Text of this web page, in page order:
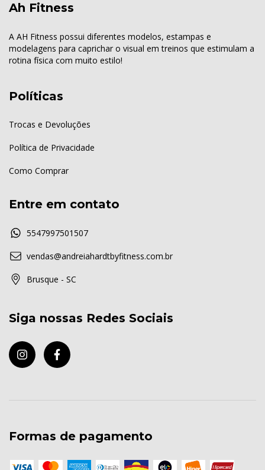
Ah Fitness
A AH Fitness possui diferentes modelos, estampas e
modelagens para caprichar o visual em treinos que estimulam a
rotina física com muito estilo!
Políticas
Trocas e Devoluções
Política de Privacidade
Como Comprar
Entre em contato
5547997501507
vendas@andreiahardtbyfitness.com.br
Brusque - SC
Siga nossas Redes Sociais
Formas de pagamento